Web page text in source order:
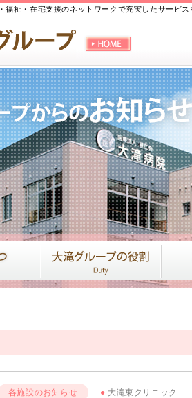
福祉・在宅支援のネットワークで充実したサービ
各施設のお知らせ 大滝東クリニック